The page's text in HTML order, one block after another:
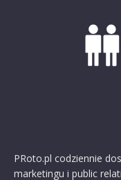
PRoto.pl codziennie
marketingu i public